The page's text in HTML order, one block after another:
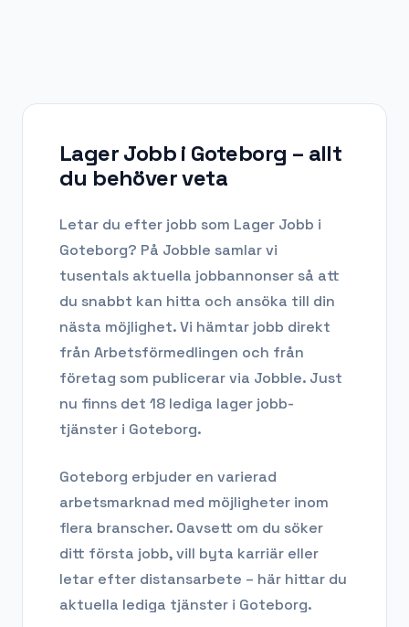
Lager Jobb i Goteborg – allt
du behöver veta
Letar du efter jobb som Lager Jobb i
Goteborg? På Jobble samlar vi
tusentals aktuella jobbannonser så att
du snabbt kan hitta och ansöka till din
nästa möjlighet. Vi hämtar jobb direkt
från Arbetsförmedlingen och från
företag som publicerar via Jobble. Just
nu finns det 18 lediga lager jobb-
tjänster i Goteborg.
Goteborg erbjuder en varierad
arbetsmarknad med möjligheter inom
flera branscher. Oavsett om du söker
ditt första jobb, vill byta karriär eller
letar efter distansarbete – här hittar du
aktuella lediga tjänster i Goteborg.